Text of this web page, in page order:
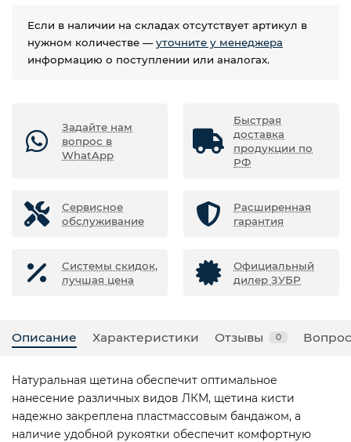
Если в наличии на складах отсутствует артикул в
нужном количестве —уточните у менеджера
информацию о поступлении или аналогах.
Задайте нам
вопрос в
WhatApp
Быстрая
доставка
продукции по
РФ
Сервисное
обслуживание
Расширенная
гарантия
Системы скидок,
лучшая цена
Официальный
дилер ЗУБР
Описание Характеристики Отзывы 0
Натуральная щетина обеспечит оптимальное
нанесение различных видов ЛКМ, щетина кисти
надежно закреплена пластмассовым бандажом, а
наличие удобной рукоятки обеспечит комфортную